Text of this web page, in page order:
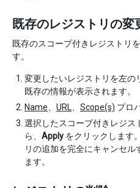
既存のレジストリの変
既存のスコープ付きレジストリ
す。
変更したいレジストリを左の
既存の情報が表示されます。
Name
URL Scope(s) プロ
選択したスコープ付きレジス
ら、 Apply をクリックします
リの追加を完全にキャンセル
ます。